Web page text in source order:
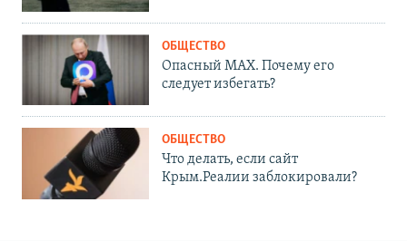
ОБЩЕСТВО
Опасный MAX. Почему его
следует избегать?
ОБЩЕСТВО
Что делать, если сайт
Крым.Реалии заблокировали?